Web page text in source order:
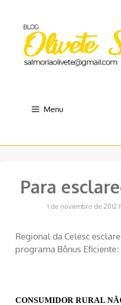
conteúdo
Menu
Para
1 de novembro de 2012
Regional da Celesc
programa Bônus Eficiente:
CONSUMIDOR RURAL